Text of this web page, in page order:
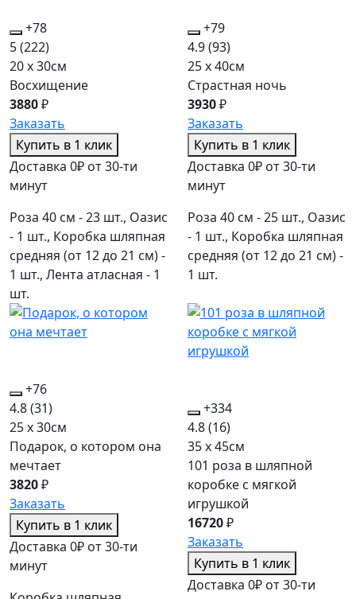
+78
5(222)
20 x 30см
Восхищение
3880₽
Заказать
Купить в 1 клик
Доставка 0₽ от 30-ти
минут
Роза 40 см - 23 шт., Оазис
- 1 шт., Коробка шляпная
средняя (от 12 до 21 см) -
1 шт., Лента атласная - 1
шт.
+79
4.9(93)
25 x 40см
Страстная ночь
3930₽
Заказать
Купить в 1 клик
Доставка 0₽ от 30-ти
минут
Роза 40 см - 25 шт., Оазис
- 1 шт., Коробка шляпная
средняя (от 12 до 21 см) -
1 шт.
+76
4.8(31)
25 x 30см
Подарок, о котором она
мечтает
3820₽
Заказать
Купить в 1 клик
Доставка 0₽ от 30-ти
минут
+334
4.8(16)
35 x 45см
101 роза в шляпной
коробке c мягкой
игрушкой
16720₽
Заказать
Купить в 1 клик
Доставка 0₽ от 30-ти